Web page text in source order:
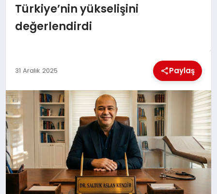
TEKNOLOJI
GENEL
EKONOMI
YEREL HABERLER
GÜNDEM
Türkiye’nin yükselişini
değerlendirdi
31 Aralık 2025 Paylaş